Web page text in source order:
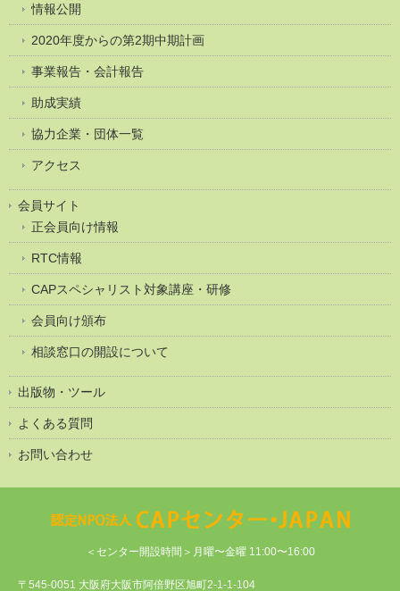
情報公開
2020年度からの第2期中期計画
事業報告・会計報告
助成実績
協力企業・団体一覧
アクセス
会員サイト
正会員向け情報
RTC情報
CAPスペシャリスト対象講座・研修
会員向け頒布
相談窓口の開設について
出版物・ツール
よくある質問
お問い合わせ
＜センター開設時間＞月曜〜金曜 11:00〜16:00
〒545-0051 大阪府大阪市阿倍野区旭町2-1-1-104